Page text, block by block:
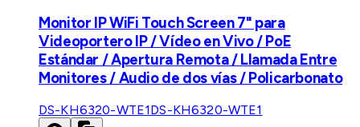
Monitor IP WiFi Touch Screen 7" para
Videoportero IP / Vídeo en Vivo / PoE
Estándar / Apertura Remota / Llamada Entre
Monitores / Audio de dos vías / Policarbonato
DS-KH6320-WTE1DS-KH6320-WTE1